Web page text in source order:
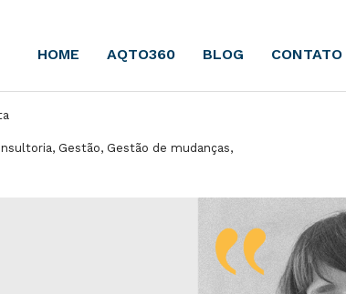
HOME AQTO360 BLOG CONTATO
Gestão, Gestão de mudanças,